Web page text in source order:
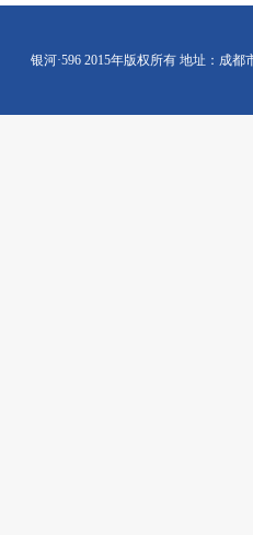
银河·596 2015年版权所有 地址：成